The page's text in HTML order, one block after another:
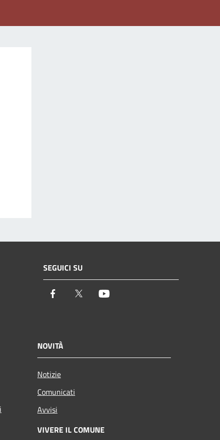
SEGUICI SU
Facebook Twitter
NOVITÀ
Notizie
Comunicati
Avvisi
VIVERE IL COMUNE